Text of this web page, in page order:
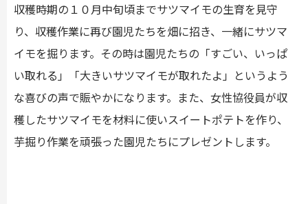
収穫時期の１０月中旬頃までサツマイモの生育を見守
り、収穫作業に再び園児たちを畑に招き、一緒にサツマ
イモを掘ります。その時は園児たちの「すごい、いっぱ
い取れる」「大きいサツマイモが取れたよ」というよう
な喜びの声で賑やかになります。また、女性協役員が収
穫したサツマイモを材料に使いスイートポテトを作り、
芋掘り作業を頑張った園児たちにプレゼントします。